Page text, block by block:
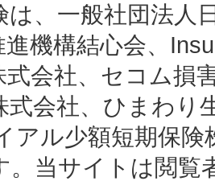
は、一般社団法人
機構結心会、
式会社、セコム損
式会社、ひまわり
アル少額短期保
。当サイトは閲覧